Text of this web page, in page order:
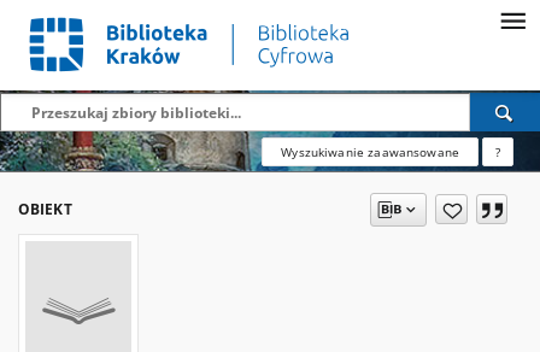
Wyszukiwanie zaawansowane ?
OBIEKT